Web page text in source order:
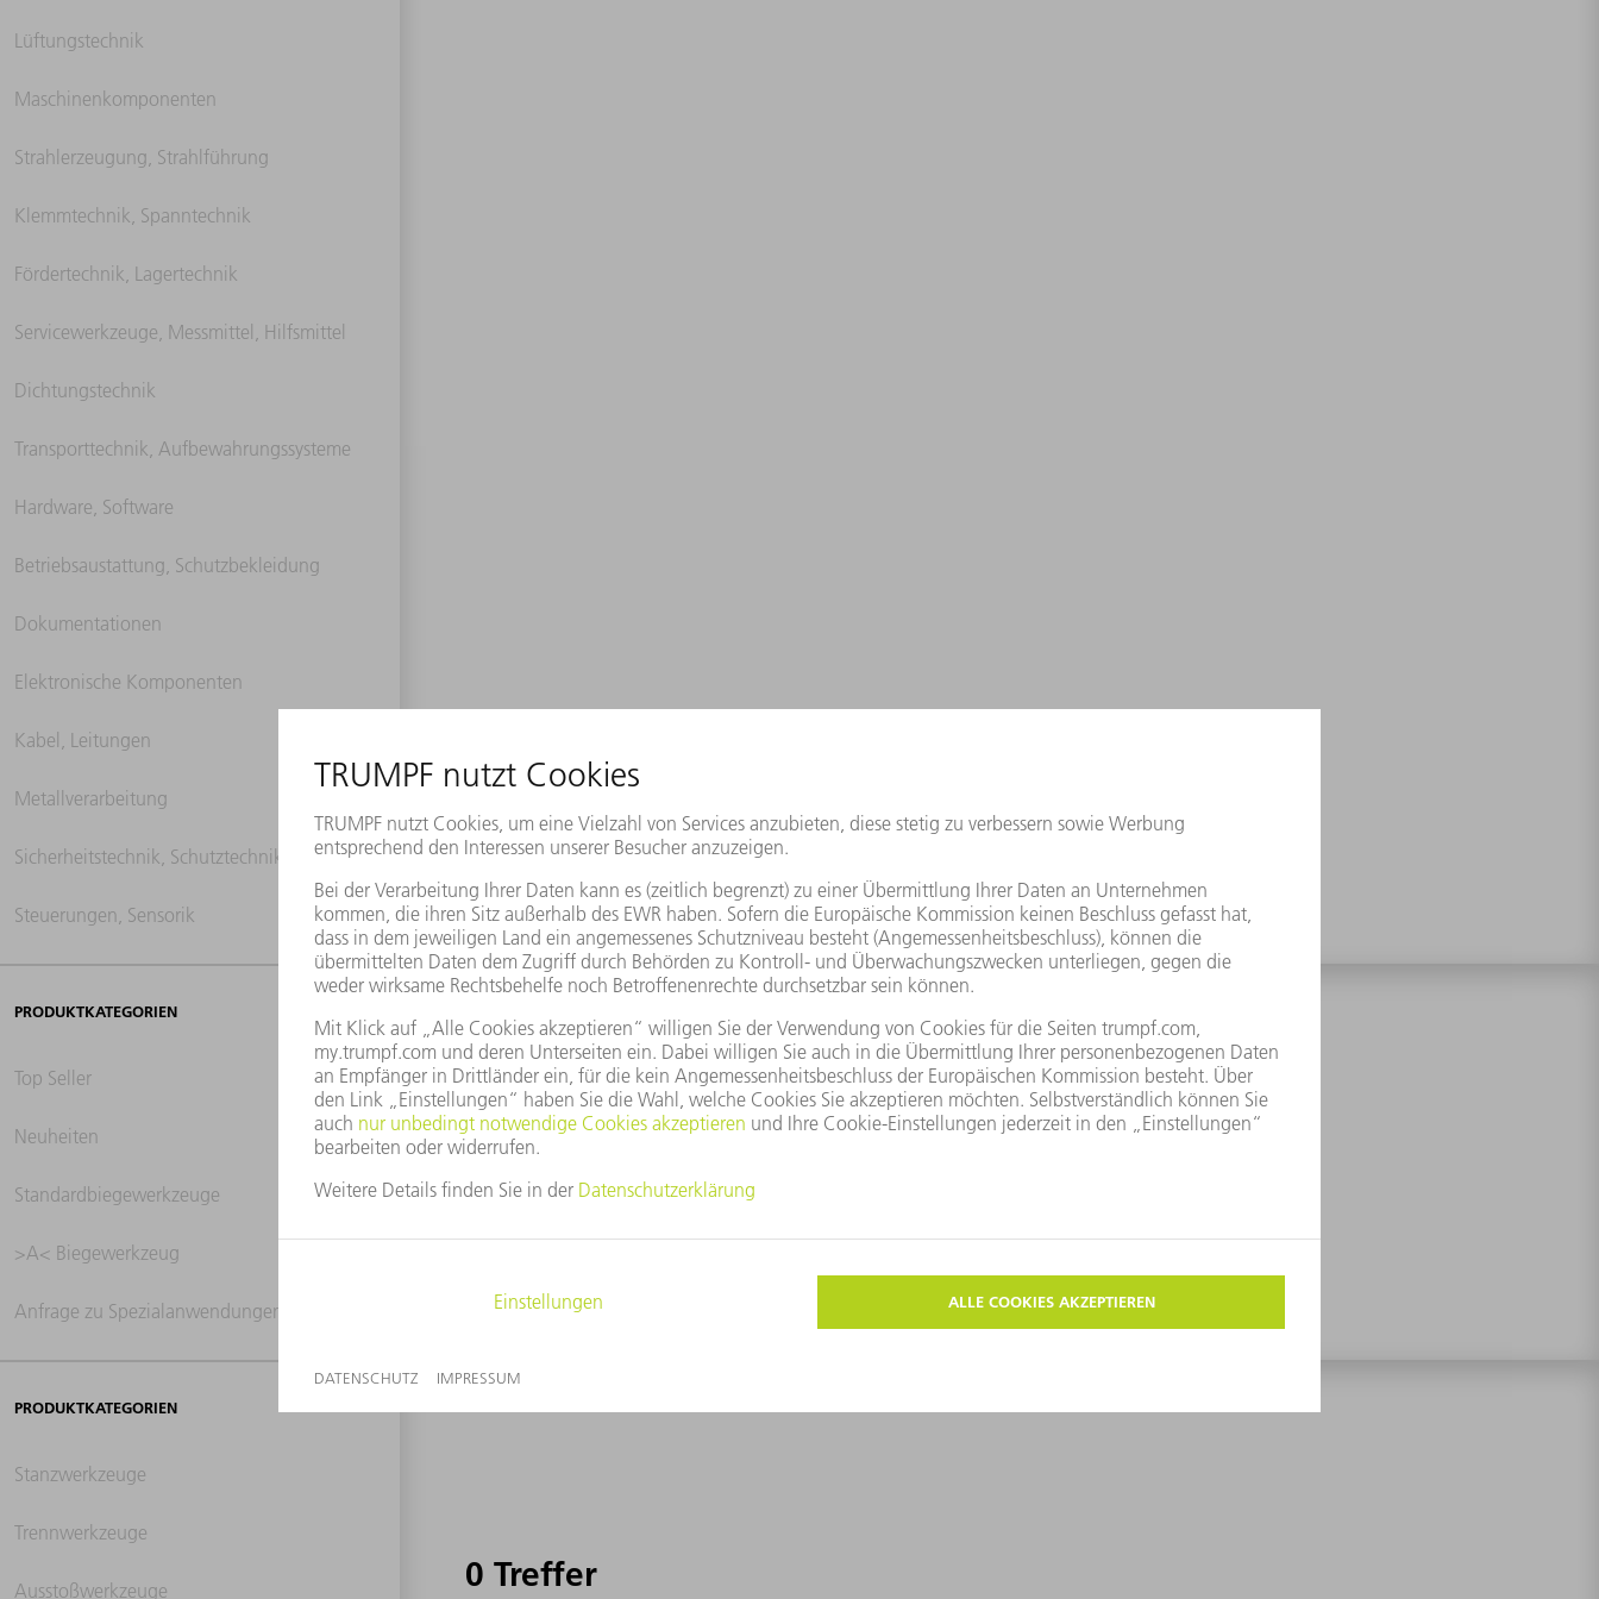
Lüftungstechnik
Maschinenkomponenten
Strahlerzeugung, Strahlführung
Klemmtechnik, Spanntechnik
Fördertechnik, Lagertechnik
Servicewerkzeuge, Messmittel, Hilfsmittel
Dichtungstechnik
Transporttechnik, Aufbewahrungssysteme
Hardware, Software
Betriebsaustattung, Schutzbekleidung
Dokumentationen
Elektronische Komponenten
Kabel, Leitungen
Metallverarbeitung
Sicherheitstechnik, Schutztechnik
Steuerungen, Sensorik
PRODUKTKATEGORIEN
Top Seller
Neuheiten
Standardbiegewerkzeuge
>A< Biegewerkzeug
Anfrage zu Spezialanwendungen
0 Treffer
PRODUKTKATEGORIEN
Stanzwerkzeuge
Trennwerkzeuge
Ausstoßwerkzeuge 0 Treffer